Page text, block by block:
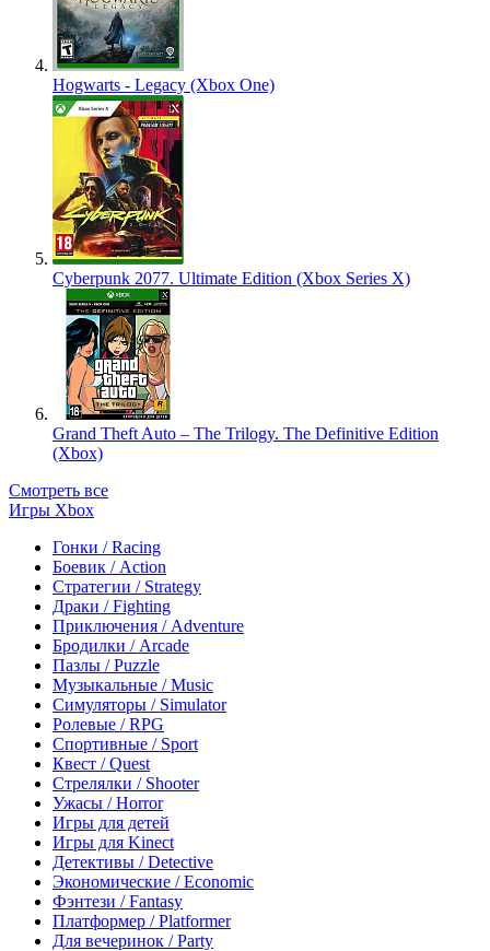
Hogwarts - Legacy (Xbox One)
Cyberpunk 2077. Ultimate Edition (Xbox Series X)
Grand Theft Auto – The Trilogy. The Definitive Edition
(Xbox)
Смотреть все
Игры Xbox
Гонки / Racing
Боевик / Action
Стратегии / Strategy
Драки / Fighting
Приключения / Adventure
Бродилки / Arcade
Пазлы / Puzzle
Музыкальные / Music
Симуляторы / Simulator
Ролевые / RPG
Спортивные / Sport
Квест / Quest
Стрелялки / Shooter
Ужасы / Horror
Игры для детей
Игры для Kinect
Детективы / Detective
Экономические / Economic
Фэнтези / Fantasy
Платформер / Platformer
Для вечеринок / Party